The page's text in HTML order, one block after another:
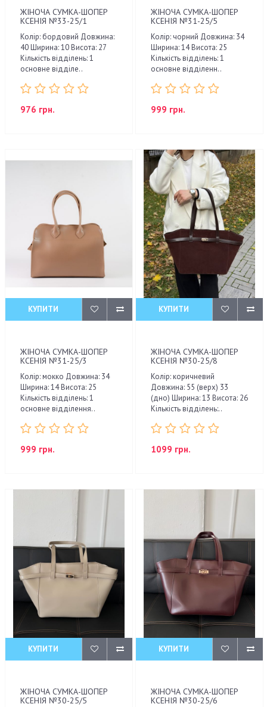
ЖІНОЧА СУМКА-ШОПЕР
КСЕНІЯ №33-25/1
Колір: бордовий Довжина:
40 Ширина: 10 Висота: 27
Кількість відділень: 1
основне відділе..
976 грн.
ЖІНОЧА СУМКА-ШОПЕР
КСЕНІЯ №31-25/5
Колір: чорний Довжина: 34
Ширина: 14 Висота: 25
Кількість відділень: 1
основне відділенн..
999 грн.
КУПИТИ
ЖІНОЧА СУМКА-ШОПЕР
КСЕНІЯ №31-25/3
Колір: мокко Довжина: 34
Ширина: 14 Висота: 25
Кількість відділень: 1
основне відділення..
999 грн.
КУПИТИ
ЖІНОЧА СУМКА-ШОПЕР
КСЕНІЯ №30-25/8
Колір: коричневий
Довжина: 55 (верх) 33
(дно) Ширина: 13 Висота: 26
Кількість відділень:..
1099 грн.
КУПИТИ
ЖІНОЧА СУМКА-ШОПЕР
КСЕНІЯ №30-25/5
КУПИТИ
ЖІНОЧА СУМКА-ШОПЕР
КСЕНІЯ №30-25/6